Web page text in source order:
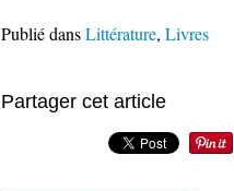
Publié dansLittérature, Livres
Partager cet article